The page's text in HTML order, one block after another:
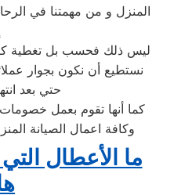
المنزل و من مهمتنا في
ليس ذلك فحسب بل تغطية كل
نستطيع أن نكون بجوار
حتي بعد
كما أنها تقوم بعمل خصومات
وكافة اعمال الصيانة
ما الأعطال